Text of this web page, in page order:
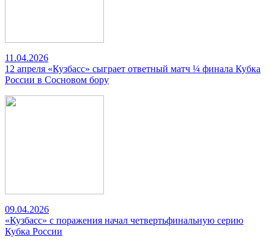
11.04.2026
12 апреля «Кузбасс» сыграет ответный матч ¼ финала Кубка
России в Сосновом бору
09.04.2026
«Кузбасс» с поражения начал четвертьфинальную серию
Кубка России